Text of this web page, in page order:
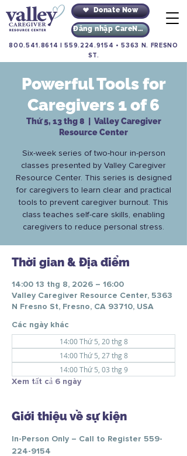
Donate Now
Đăng nhập CareNav
800.541.8614 |559.224.9154 •5363 N. FRESNO
ST.
Powerful Tools for
Caregivers 1 of 6
Thứ 5, 13 thg 8
Valley Caregiver
Resource Center
Six-week series of two-hour in-person
classes presented by Valley Caregiver
Resource Center. This series is designed
for caregivers to learn clear and practical
tools to prevent caregiver burnout. This
class teaches self-care skills, enabling
caregivers to reduce personal stress.
Thời gian & Địa điểm
14:00 13 thg 8, 2026 – 16:00
Valley Caregiver Resource Center, 5363
N Fresno St, Fresno, CA 93710, USA
Các ngày khác
14:00 Thứ 5, 20 thg 8
14:00 Thứ 5, 27 thg 8
14:00 Thứ 5, 03 thg 9
Xem tất cả 6 ngày
Giới thiệu về sự kiện
In-Person Only – Call to Register 559-
224-9154